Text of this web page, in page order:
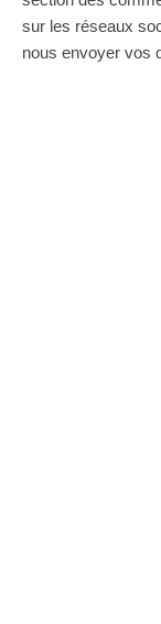
sur les réseaux
nous envoyer vos